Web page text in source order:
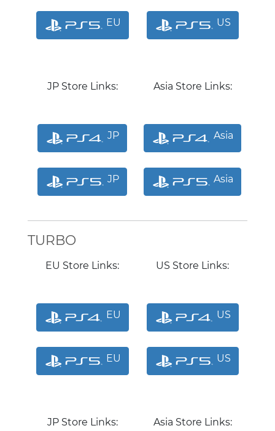
EU US
JP Store Links:
JP
JP
Asia Store Links:
Asia
Asia
TURBO
EU Store Links:
EU
EU
US Store Links:
US
US
JP Store Links: Asia Store Links: